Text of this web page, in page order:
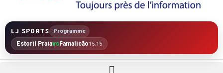
LJ SPORTS Programme
Estoril PraiavsFamalicão15:15